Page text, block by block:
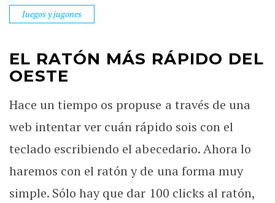
Juegos y jugones
EL RATÓN MÁS RÁPIDO DEL
OESTE
Hace un tiempo os propuse a través de una
web intentar ver cuán rápido sois con el
teclado escribiendo el abecedario. Ahora lo
haremos con el ratón y de una forma muy
simple. Sólo hay que dar 100 clicks al ratón,